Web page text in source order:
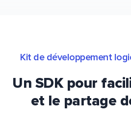
Kit de développement
Un SDK pour
et le partage